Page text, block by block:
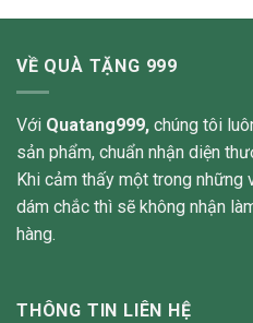
VỀ QUÀ TẶNG 999
Với Quatang999, chúng tôi
sản phẩm, chuẩn nhận diện
Khi cảm thấy một trong những
dám chắc thì sẽ không nhận
hàng.
THÔNG TIN LIÊN HỆ